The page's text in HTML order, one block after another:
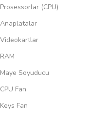
Prosessorlar (CPU)
Anaplatalar
Videokartlar
RAM
Maye Soyuducu
CPU Fan
Keys Fan